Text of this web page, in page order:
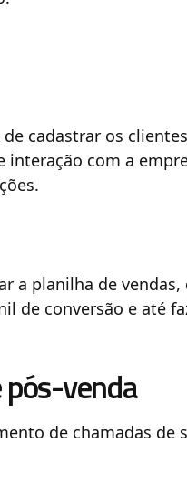
de cadastrar os
interação com a
a planilha de
de conversão e até
venda
de chamadas de